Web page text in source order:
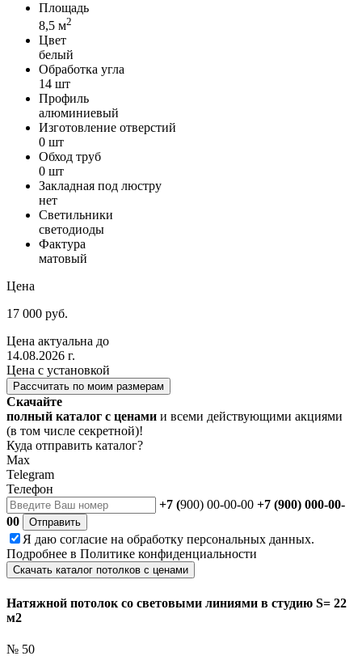
Площадь
8,5 м2
Цвет
белый
Обработка угла
14 шт
Профиль
алюминиевый
Изготовление отверстий
0 шт
Обход труб
0 шт
Закладная под люстру
нет
Светильники
светодиоды
Фактура
матовый
Цена
17 000 руб.
Цена актуальна до
14.08.2026 г.
Цена с установкой
Рассчитать по моим размерам
Скачайте
полный каталог с ценами и всеми действующими акциями
(в том числе секретной)!
Куда отправить каталог?
Max
Telegram
Телефон
+7 (900) 00-00-00 +7 (900) 000-00-
00
Отправить
Я даю согласие на обработку персональных данных.
Подробнее в Политике конфиденциальности
Скачать каталог потолков с ценами
Натяжной потолок со световыми линиями в студию S= 22
м2
№ 50